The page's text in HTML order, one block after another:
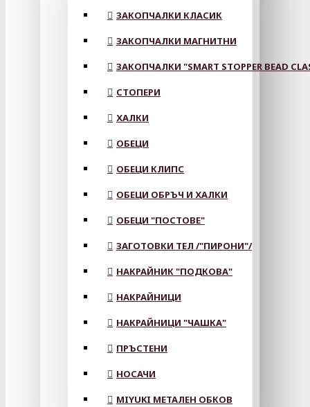
ЗАКОПЧАЛКИ КЛАСИК
ЗАКОПЧАЛКИ МАГНИТНИ
ЗАКОПЧАЛКИ "SMART STOPPER BEAD
СТОПЕРИ
ХАЛКИ
ОБЕЦИ
ОБЕЦИ КЛИПС
ОБЕЦИ ОБРЪЧ И ХАЛКИ
ОБЕЦИ "ПОСТОВЕ"
ЗАГОТОВКИ ТЕЛ /"ПИРОНИ"/
НАКРАЙНИК "ПОДКОВА"
НАКРАЙНИЦИ
НАКРАЙНИЦИ "ЧАШКА"
ПРЪСТЕНИ
НОСАЧИ
MIYUKI МЕТАЛЕН ОБКОВ